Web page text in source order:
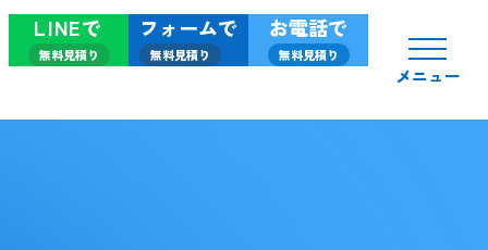
LINEで
無料見積り
フォームで
無料見積り
お電話で
無料見積り
メニュー